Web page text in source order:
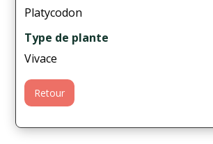
Platycodon
Type de plante
Vivace
Retour